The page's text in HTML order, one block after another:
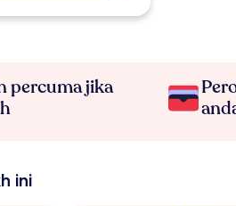
percuma jika
ini